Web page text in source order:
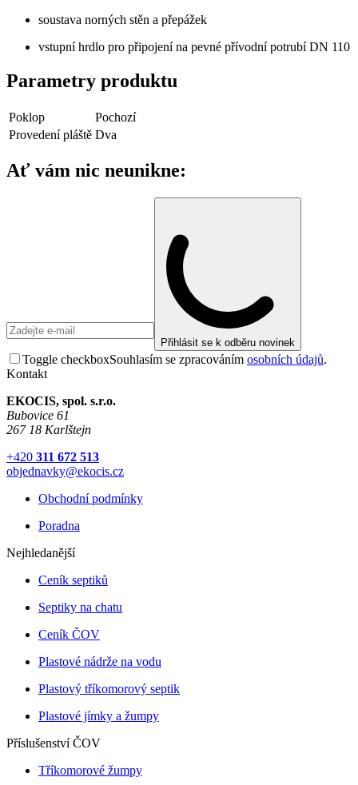
soustava norných stěn a přepážek
vstupní hrdlo pro připojení na pevné přívodní potrubí DN 110
Parametry produktu
Poklop
Pochozí
Provedení pláště Dva
Ať vám nic neunikne:
Přihlásit se k odběru novinek
Toggle checkboxSouhlasím se zpracováním osobních údajů.
Kontakt
EKOCIS, spol. s.r.o.
Bubovice 61
267 18 Karlštejn
+420 311 672 513
objednavky@ekocis.cz
Obchodní podmínky
Poradna
Nejhledanější
Ceník septiků
Septiky na chatu
Ceník ČOV
Plastové nádrže na vodu
Plastový tříkomorový septik
Plastové jímky a žumpy
Příslušenství ČOV
Tříkomorové žumpy